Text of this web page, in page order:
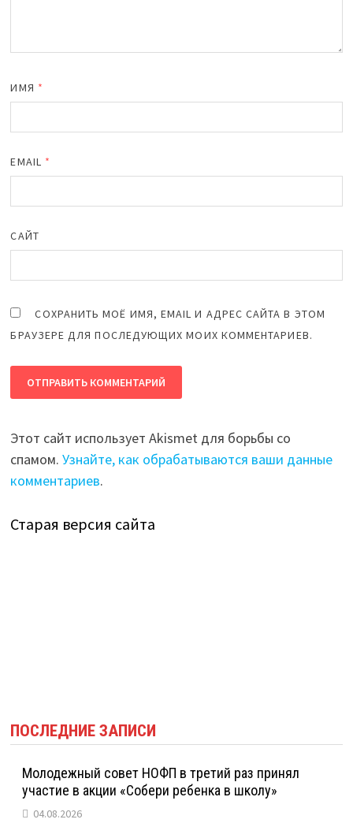
ИМЯ *
EMAIL *
САЙТ
СОХРАНИТЬ МОЁ ИМЯ, EMAIL И АДРЕС САЙТА В ЭТОМ
БРАУЗЕРЕ ДЛЯ ПОСЛЕДУЮЩИХ МОИХ КОММЕНТАРИЕВ.
Этот сайт использует Akismet для борьбы со
спамом.Узнайте, как обрабатываются ваши данные
комментариев.
Старая версия сайта
ПОСЛЕДНИЕ ЗАПИСИ
Молодежный совет НОФП в третий раз принял
участие в акции «Собери ребенка в школу»
04.08.2026